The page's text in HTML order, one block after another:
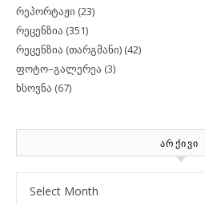
რეპორტაჟი (23)
რეცენზია (351)
რეცენზია (თარგმანი) (42)
ფოტო–გალერეა (3)
ხსოვნა (67)
ᲐᲠᲥᲘᲕᲘ